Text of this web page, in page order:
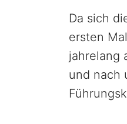
Da sich
ersten
jahrelang
und nach